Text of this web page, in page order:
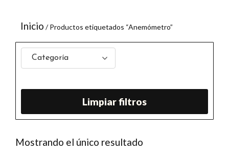
Inicio / Productos etiquetados “Anemómetro”
Categoría
Limpiar filtros
Mostrando el único resultado